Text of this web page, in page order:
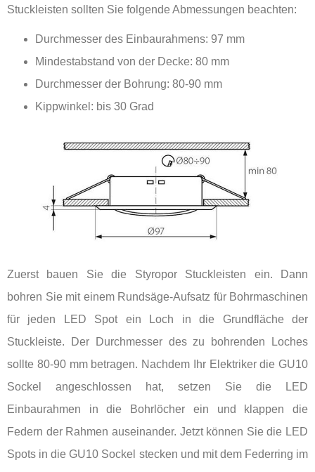
Stuckleisten sollten Sie folgende Abmessungen beachten:
Durchmesser des Einbaurahmens: 97 mm
Mindestabstand von der Decke: 80 mm
Durchmesser der Bohrung: 80-90 mm
Kippwinkel: bis 30 Grad
Zuerst bauen Sie die Styropor Stuckleisten ein. Dann
bohren Sie mit einem Rundsäge-Aufsatz für Bohrmaschinen
für jeden LED Spot ein Loch in die Grundfläche der
Stuckleiste. Der Durchmesser des zu bohrenden Loches
sollte 80-90 mm betragen. Nachdem Ihr Elektriker die GU10
Sockel angeschlossen hat, setzen Sie die LED
Einbaurahmen in die Bohrlöcher ein und klappen die
Federn der Rahmen auseinander. Jetzt können Sie die LED
Spots in die GU10 Sockel stecken und mit dem Federring im